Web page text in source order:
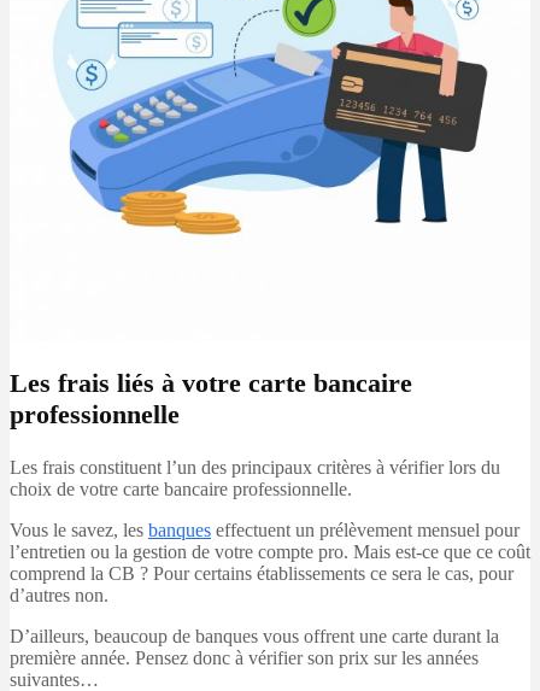
Les frais liés à votre carte bancaire
professionnelle
Les frais constituent l’un des principaux critères à vérifier lors du
choix de votre carte bancaire professionnelle.
Vous le savez, les banques effectuent un prélèvement mensuel pour
l’entretien ou la gestion de votre compte pro. Mais est-ce que ce coût
comprend la CB ? Pour certains établissements ce sera le cas, pour
d’autres non.
D’ailleurs, beaucoup de banques vous offrent une carte durant la
première année. Pensez donc à vérifier son prix sur les années
suivantes…